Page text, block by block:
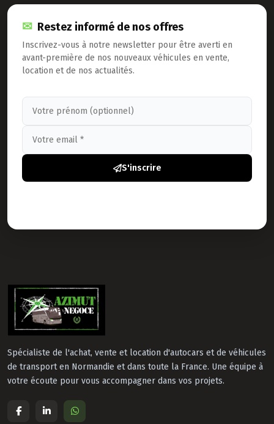
Restez informé de nos offres
Inscrivez-vous à notre newsletter pour être averti en
avant-première de nos nouveaux véhicules en vente,
location et de nos actualités.
S'inscrire
Spécialiste de l'achat, vente et location d'autocars et de véhicules
de transport en Normandie et dans toute la France. Une équipe à
votre écoute pour vous accompagner dans vos projets.